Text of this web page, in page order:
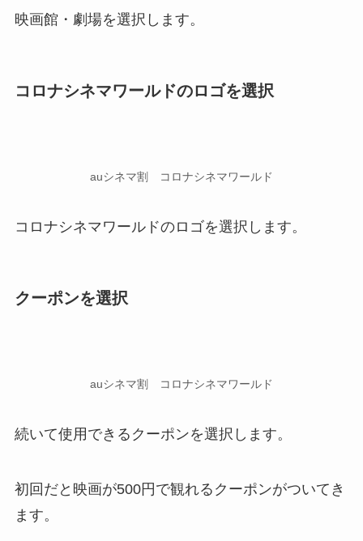
映画館・劇場を選択します。
コロナシネマワールドのロゴを選択
auシネマ割 コロナシネマワールド
コロナシネマワールドのロゴを選択します。
クーポンを選択
auシネマ割 コロナシネマワールド
続いて使用できるクーポンを選択します。
初回だと映画が500円で観れるクーポンがついてき
ます。